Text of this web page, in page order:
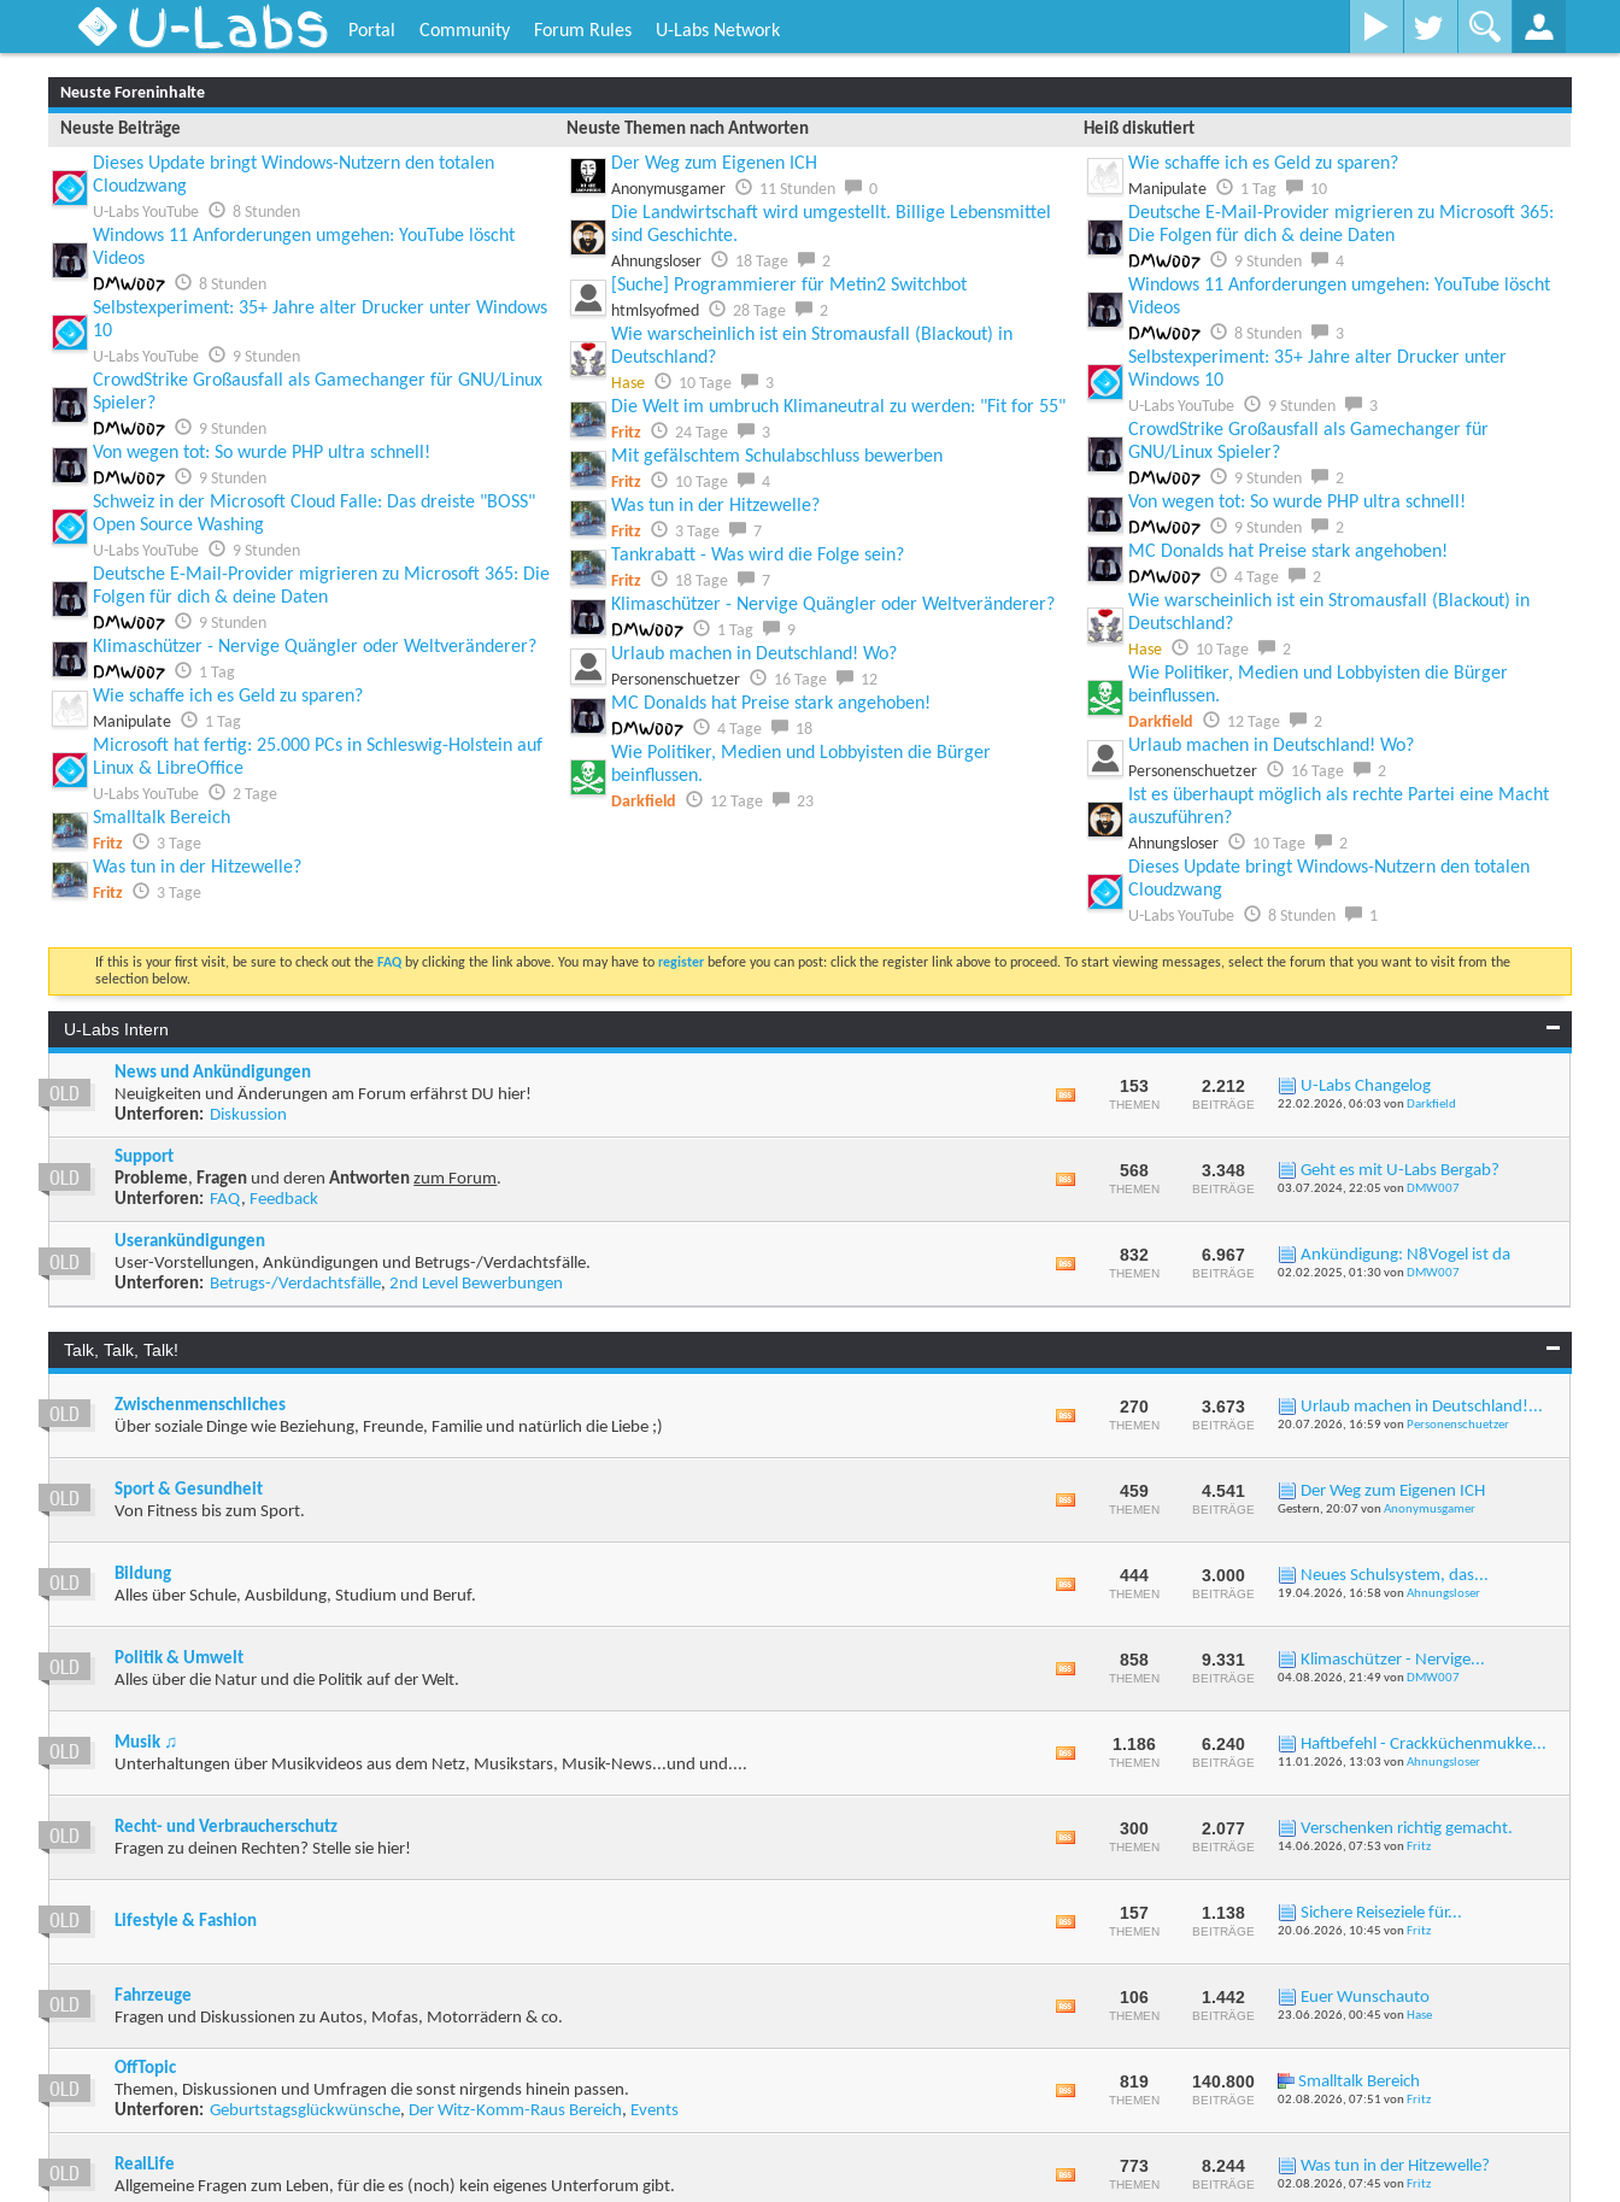
U-Labs Portal Community Forum Rules U-Labs Network
Neuste Foreninhalte
Neuste Beiträge
Dieses Update bringt Windows-Nutzern den totalen
Cloudzwang
U-Labs YouTube 8 Stunden
Windows 11 Anforderungen umgehen: YouTube löscht
Videos
DMW007 8 Stunden
Selbstexperiment: 35+ Jahre alter Drucker unter Windows
10
U-Labs YouTube 9 Stunden
CrowdStrike Großausfall als Gamechanger für GNU/Linux
Spieler?
DMW007 9 Stunden
Von wegen tot: So wurde PHP ultra schnell!
DMW007 9 Stunden
Schweiz in der Microsoft Cloud Falle: Das dreiste "BOSS"
Open Source Washing
U-Labs YouTube 9 Stunden
Deutsche E-Mail-Provider migrieren zu Microsoft 365: Die
Folgen für dich & deine Daten
DMW007 9 Stunden
Klimaschützer - Nervige Quängler oder Weltveränderer?
DMW007 1 Tag
Wie schaffe ich es Geld zu sparen?
Manipulate 1 Tag
Microsoft hat fertig: 25.000 PCs in Schleswig-Holstein auf
Linux & LibreOffice
U-Labs YouTube 2 Tage
Smalltalk Bereich
Fritz 3 Tage
Was tun in der Hitzewelle?
Fritz 3 Tage
Neuste Themen nach Antworten
Der Weg zum Eigenen ICH
Anonymusgamer 11 Stunden 0
Die Landwirtschaft wird umgestellt. Billige Lebensmittel
sind Geschichte.
Ahnungsloser 18 Tage 2
[Suche] Programmierer für Metin2 Switchbot
htmlsyofmed 28 Tage 2
Wie warscheinlich ist ein Stromausfall (Blackout) in
Deutschland?
Hase 10 Tage 3
Die Welt im umbruch Klimaneutral zu werden: "Fit for 55"
Fritz 24 Tage 3
Mit gefälschtem Schulabschluss bewerben
Fritz 10 Tage 4
Was tun in der Hitzewelle?
Fritz 3 Tage 7
Tankrabatt - Was wird die Folge sein?
Fritz 18 Tage 7
Klimaschützer - Nervige Quängler oder Weltveränderer?
DMW007 1 Tag 9
Urlaub machen in Deutschland! Wo?
Personenschuetzer 16 Tage 12
MC Donalds hat Preise stark angehoben!
DMW007 4 Tage 18
Wie Politiker, Medien und Lobbyisten die Bürger
beinflussen.
Darkfield 12 Tage 23
Heiß diskutiert
Wie schaffe ich es Geld zu sparen?
Manipulate 1 Tag 10
Deutsche E-Mail-Provider migrieren zu Microsoft 365:
Die Folgen für dich & deine Daten
DMW007 9 Stunden 4
Windows 11 Anforderungen umgehen: YouTube löscht
Videos
DMW007 8 Stunden 3
Selbstexperiment: 35+ Jahre alter Drucker unter
Windows 10
U-Labs YouTube 9 Stunden 3
CrowdStrike Großausfall als Gamechanger für
GNU/Linux Spieler?
DMW007 9 Stunden 2
Von wegen tot: So wurde PHP ultra schnell!
DMW007 9 Stunden 2
MC Donalds hat Preise stark angehoben!
DMW007 4 Tage 2
Wie warscheinlich ist ein Stromausfall (Blackout) in
Deutschland?
Hase 10 Tage 2
Wie Politiker, Medien und Lobbyisten die Bürger
beinflussen.
Darkfield 12 Tage 2
Urlaub machen in Deutschland! Wo?
Personenschuetzer 16 Tage 2
Ist es überhaupt möglich als rechte Partei eine Macht
auszuführen?
Ahnungsloser 10 Tage 2
Dieses Update bringt Windows-Nutzern den totalen
Cloudzwang
U-Labs YouTube 8 Stunden 1
If this is your first visit, be sure to check out the FAQ by clicking the link above. You may have toregister before you can post: click the register link above to proceed. To start viewing messages, select the forum that you want to visit from the
selection below.
U-Labs Intern
News und Ankündigungen
Neuigkeiten und Änderungen am Forum erfährst DU hier!
Unterforen: Diskussion
RSS-
dieses
anzeigen
153
THEMEN
2.212
BEITRÄGE
U-Labs Changelog
22.02.2026,06:03 von Darkfield
Support
Probleme,Fragen und derenAntworten zum Forum.
Unterforen: FAQ, Feedback
RSS-
dieses
anzeigen
568
THEMEN
3.348
BEITRÄGE
Geht es mit U-Labs Bergab?
03.07.2024,22:05 von DMW007
Userankündigungen
User-Vorstellungen, Ankündigungen und Betrugs-/Verdachtsfälle.
Unterforen: Betrugs-/Verdachtsfälle, 2nd Level Bewerbungen
RSS-
dieses
832
THEMEN
6.967
BEITRÄGE
Ankündigung: N8Vogel ist da
02.02.2025,01:30von DMW007
Talk, Talk, Talk!
Zwischenmenschliches
Über soziale Dinge wie Beziehung, Freunde, Familie und natürlich die Liebe ;)
RSS-
dieses
anzeigen
270
THEMEN
3.673
BEITRÄGE
Urlaub machen in Deutschland!...
20.07.2026, 16:59von Personenschuetzer
Sport & Gesundheit
Von Fitness bis zum Sport.
RSS-
dieses
anzeigen
459
THEMEN
4.541
BEITRÄGE
Der Weg zum Eigenen ICH
Gestern,20:07vonAnonymusgamer
Bildung
Alles über Schule, Ausbildung, Studium und Beruf.
RSS-
dieses
anzeigen
444
THEMEN
3.000
BEITRÄGE
Neues Schulsystem, das...
19.04.2026, 16:58 vonAhnungsloser
Politik & Umwelt
Alles über die Natur und die Politik auf der Welt.
RSS-
dieses
anzeigen
858
THEMEN
9.331
BEITRÄGE
Klimaschützer - Nervige...
04.08.2026,21:49von DMW007
Musik ♫
Unterhaltungen über Musikvideos aus dem Netz, Musikstars, Musik-News...und und....
RSS-
dieses
anzeigen
1.186
THEMEN
6.240
BEITRÄGE
Haftbefehl - Crackküchenmukke...
11.01.2026, 13:03 vonAhnungsloser
Recht- und Verbraucherschutz
Fragen zu deinen Rechten? Stelle sie hier!
RSS-
dieses
anzeigen
300
THEMEN
2.077
BEITRÄGE
Verschenken richtig gemacht.
14.06.2026,07:53 von Fritz
Lifestyle & Fashion
RSS-
dieses
anzeigen
157
THEMEN
1.138
BEITRÄGE
Sichere Reiseziele für...
20.06.2026, 10:45 von Fritz
Fahrzeuge
Fragen und Diskussionen zu Autos, Mofas, Motorrädern & co.
RSS-
dieses
anzeigen
106
THEMEN
1.442
BEITRÄGE
Euer Wunschauto
23.06.2026,00:45 von Hase
OffTopic
Themen, Diskussionen und Umfragen die sonst nirgends hinein passen.
Unterforen: Geburtstagsglückwünsche, Der Witz-Komm-Raus Bereich, Events
RSS-
dieses
anzeigen
819
THEMEN
140.800
BEITRÄGE
Smalltalk Bereich
02.08.2026,07:51 von Fritz
RealLife
Allgemeine Fragen zum Leben, für die es (noch) kein eigenes Unterforum gibt.
RSS-
773
THEMEN
8.244
BEITRÄGE
Was tun in der Hitzewelle?
02.08.2026,07:45 von Fritz